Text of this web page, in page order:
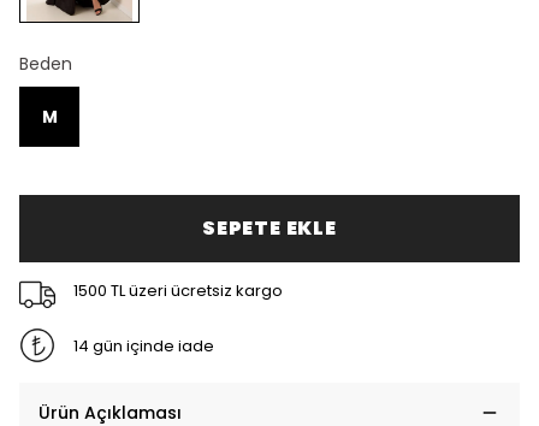
Beden
M
SEPETE EKLE
1500 TL üzeri ücretsiz kargo
14 gün içinde iade
Ürün Açıklaması